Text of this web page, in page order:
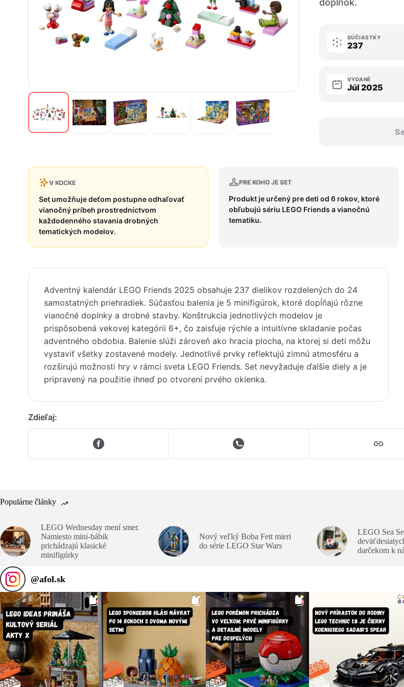
doplnok.
SÚČIASTKY
237
VYDANÉ
Júl 2025
V KOCKE
Set umožňuje deťom postupne odhaľovať
vianočný príbeh prostredníctvom
každodenného stavania drobných
tematických modelov.
PRE KOHO JE SET
Produkt je určený pre deti od 6 rokov, ktoré
obľubujú sériu LEGO Friends a vianočnú
tematiku.
Adventný kalendár LEGO Friends 2025 obsahuje 237 dielikov rozdelených do 24
samostatných priehradiek. Súčasťou balenia je 5 minifigúrok, ktoré dopĺňajú rôzne
vianočné doplnky a drobné stavby. Konštrukcia jednotlivých modelov je
prispôsobená vekovej kategórii 6+, čo zaisťuje rýchle a intuitívne skladanie počas
adventného obdobia. Balenie slúži zároveň ako hracia plocha, na ktorej si deti môžu
vystaviť všetky zostavené modely. Jednotlivé prvky reflektujú zimnú atmosféru a
rozširujú možnosti hry v rámci sveta LEGO Friends. Set nevyžaduje ďalšie diely a je
pripravený na použitie ihneď po otvorení prvého okienka.
Zdieľaj:
Populárne články
LEGO Wednesday mení smer.
Namiesto mini-bábik
prichádzajú klasické
minifigúrky
Nový veľký Boba Fett mieri
do série LEGO Star Wars
LEGO Sea
darčekom k
@afol.sk